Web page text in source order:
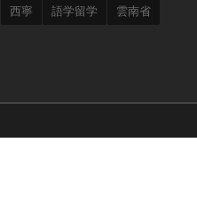
西寧 語学留学 雲南省